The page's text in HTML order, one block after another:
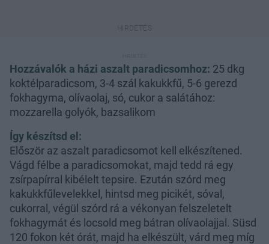
Hozzávalók a házi aszalt paradicsomhoz: 25 dkg
koktélparadicsom, 3-4 szál kakukkfű, 5-6 gerezd
fokhagyma, olívaolaj, só, cukor a salátához:
mozzarella golyók, bazsalikom
Így készítsd el:
Először az aszalt paradicsomot kell elkészítened.
Vágd félbe a paradicsomokat, majd tedd rá egy
zsírpapírral kibélelt tepsire. Ezután szórd meg
kakukkfűlevelekkel, hintsd meg picikét, sóval,
cukorral, végül szórd rá a vékonyan felszeletelt
fokhagymát és locsold meg bátran olívaolajjal. Süsd
120 fokon két órát, majd ha elkészült, várd meg míg